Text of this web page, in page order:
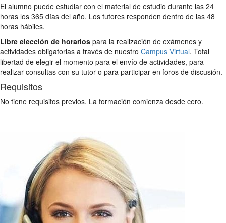
El alumno puede estudiar con el material de estudio durante las 24
horas los 365 días del año. Los tutores responden dentro de las 48
horas hábiles.
Libre elección de horarios para la realización de exámenes y
actividades obligatorias a través de nuestro Campus Virtual. Total
libertad de elegir el momento para el envío de actividades, para
realizar consultas con su tutor o para participar en foros de discusión.
Requisitos
No tiene requisitos previos. La formación comienza desde cero.